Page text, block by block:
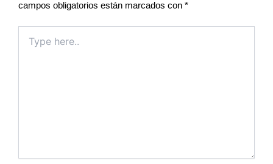
campos obligatorios están marcados con *
here..